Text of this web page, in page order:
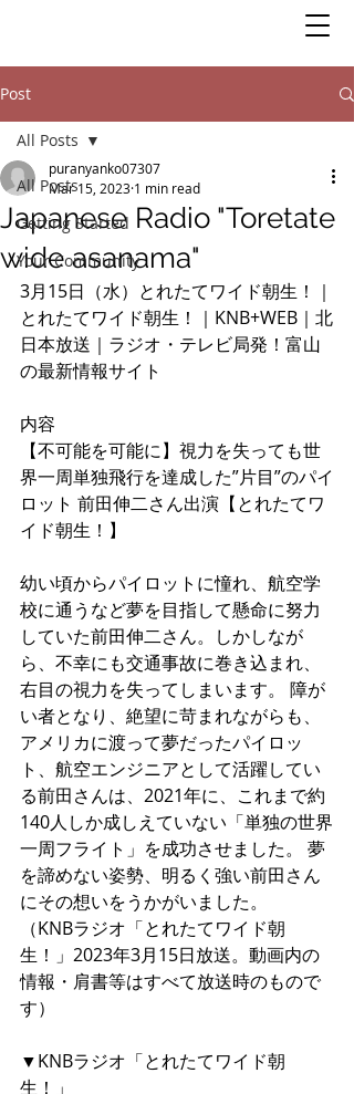
Post
All Posts
Getting Started
Your Community
All Posts
Japanese Radio "Toretate
wide asanama"
puranyanko07307
Mar 15, 2023 1 min read
3月15日（水）とれたてワイド朝生！｜
とれたてワイド朝生！｜KNB+WEB｜北
日本放送｜ラジオ・テレビ局発！富山
の最新情報サイト
内容
【不可能を可能に】視力を失っても世
界一周単独飛行を達成した”片目”のパイ
ロット 前田伸二さん出演【とれたてワ
イド朝生！】
幼い頃からパイロットに憧れ、航空学
校に通うなど夢を目指して懸命に努力
していた前田伸二さん。しかしなが
ら、不幸にも交通事故に巻き込まれ、
右目の視力を失ってしまいます。 障が
い者となり、絶望に苛まれながらも、
アメリカに渡って夢だったパイロッ
ト、航空エンジニアとして活躍してい
る前田さんは、2021年に、これまで約
140人しか成しえていない「単独の世界
一周フライト」を成功させました。 夢
を諦めない姿勢、明るく強い前田さん
にその想いをうかがいました。
（KNBラジオ「とれたてワイド朝
生！」2023年3月15日放送。動画内の
情報・肩書等はすべて放送時のもので
す）
▼KNBラジオ「とれたてワイド朝
生！」